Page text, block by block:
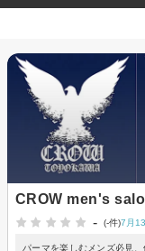
CROW men's
-
(-件)7月
パーマを楽しむメンズ必見